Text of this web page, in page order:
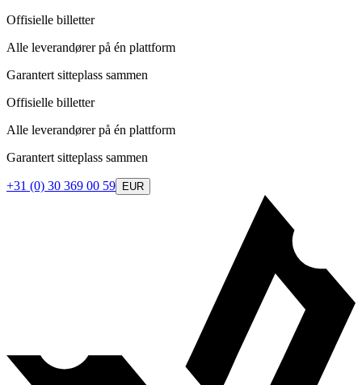
Offisielle billetter
Alle leverandører på én plattform
Garantert sitteplass sammen
Offisielle billetter
Alle leverandører på én plattform
Garantert sitteplass sammen
+31 (0) 30 369 00 59 EUR